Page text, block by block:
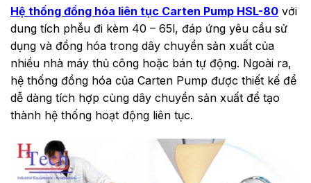
Hệ thống đồng hóa liên tục Carten Pump HSL-80 với
dung tích phễu đi kèm 40 – 65l, đáp ứng yêu cầu sử
dụng và đồng hóa trong dây chuyền sản xuất của
nhiều nhà máy thủ công hoặc bán tự động. Ngoài ra,
hệ thống đồng hóa của Carten Pump được thiết kế để
dễ dàng tích hợp cùng dây chuyền sản xuất để tạo
thành hệ thống hoạt động liên tục.